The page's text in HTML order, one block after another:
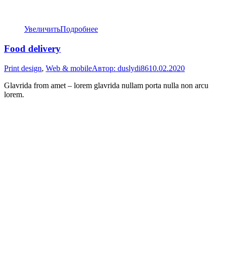
УвеличитьПодробнее
Food delivery
Print design, Web & mobileАвтор: duslydi8610.02.2020
Glavrida from amet – lorem glavrida nullam porta nulla non arcu
lorem.